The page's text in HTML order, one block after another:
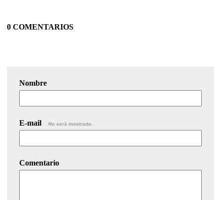
0 COMENTARIOS
Nombre
E-mail No será mostrado.
Comentario